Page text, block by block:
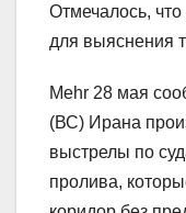
Отмечалось,
для выяснения
Mehr 28 мая
(ВС) Ирана
выстрелы по
пролива,